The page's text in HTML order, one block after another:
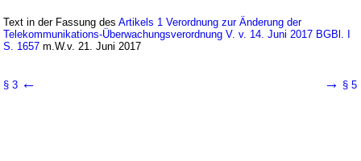
Text in der Fassung desArtikels 1 Verordnung zur Änderung der
Telekommunikations-Überwachungsverordnung V. v. 14. Juni 2017 BGBl. I
S. 1657 m.W.v. 21. Juni 2017
§ 3 ← → § 5